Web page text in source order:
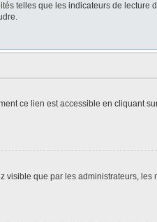
telles que les indicateurs de lecture
ce lien est accessible en cliquant
visible que par les administrateurs, les